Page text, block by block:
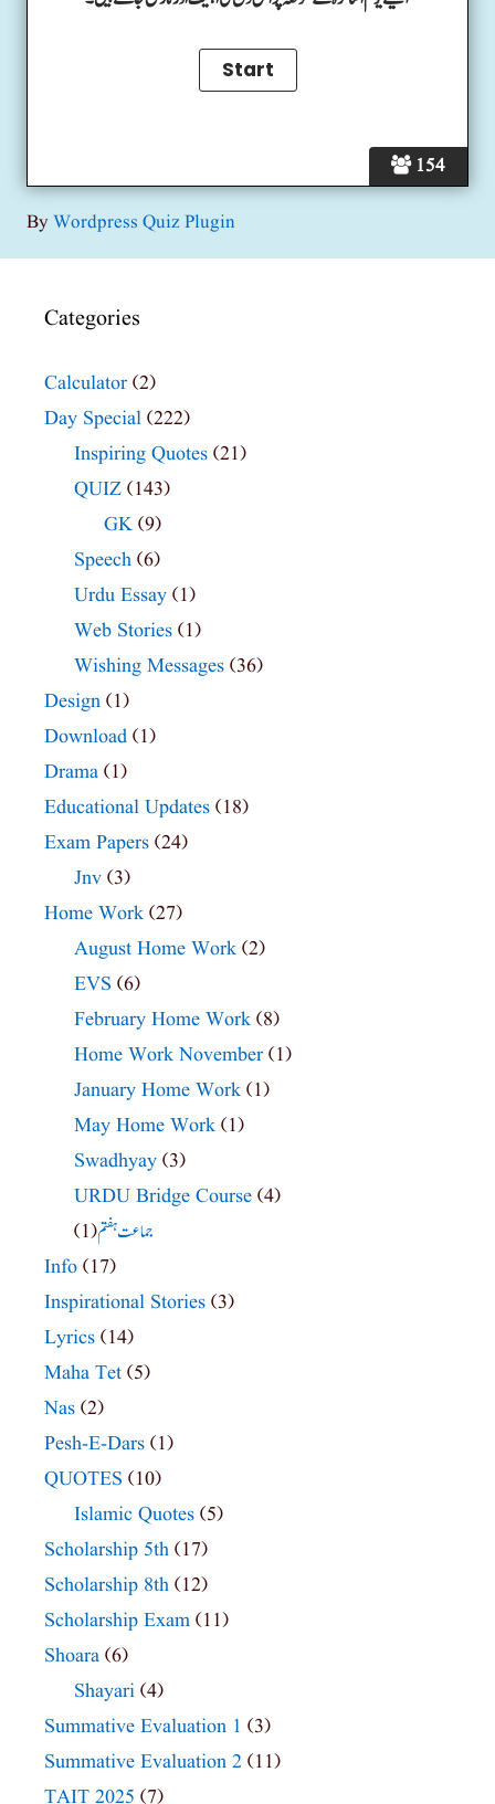
154
ByWordpress Quiz Plugin
Categories
Calculator (2)
Day Special (222)
Inspiring Quotes (21)
QUIZ (143)
GK (9)
Speech (6)
Urdu Essay (1)
Web Stories (1)
Wishing Messages (36)
Design (1)
Download (1)
Drama (1)
Educational Updates (18)
Exam Papers (24)
Jnv (3)
Home Work (27)
August Home Work (2)
EVS (6)
February Home Work (8)
Home Work November (1)
January Home Work (1)
May Home Work (1)
Swadhyay (3)
URDU Bridge Course (4)
جماعت ہفتم(1)
Info (17)
Inspirational Stories (3)
Lyrics (14)
Maha Tet (5)
Nas (2)
Pesh-E-Dars (1)
QUOTES (10)
Islamic Quotes (5)
Scholarship 5th (17)
Scholarship 8th (12)
Scholarship Exam (11)
Shoara (6)
Shayari (4)
Summative Evaluation 1 (3)
Summative Evaluation 2 (11)
TAIT 2025 (7)